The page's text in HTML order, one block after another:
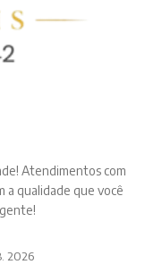
Atendimentos com
a qualidade que você
2026